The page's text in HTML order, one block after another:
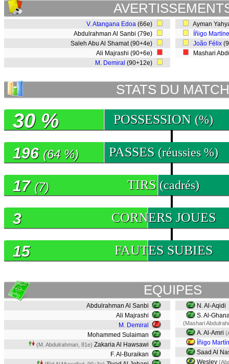
V. Atangana Edoa (66e)
Abdulrahman Al Sanbi (79e)
Saleh Abu Al Shamat (90+4e)
Ali Majrashi (90+6e)
M. Demiral (90+12e)
Ayman
Íñigo
João Félix
Mashari
STATS DU MATCH
POSSESSION (%)
30 %
PASSES (réussies %)
196 (64 %)
TIRS (cadrés)
17 (7)
CORNERS JOUES
3
FAUTES SUBIES
15
EQUIPES
Abdulrahman Al Sanbi
Ali Majrashi
M. Demiral
Mohammed Sulaiman
(M. Abdulrahman, 81e) Zakaria Al Hawsawi
F. Al-Buraikan
N. Al-Aqidi
S. Al-
(Mashari
A. Al-Amri
Íñigo
Saad Al
Wesley